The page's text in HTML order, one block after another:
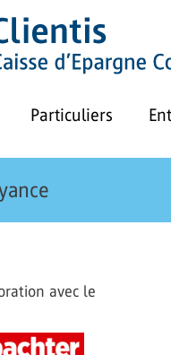
Particuliers
avec le